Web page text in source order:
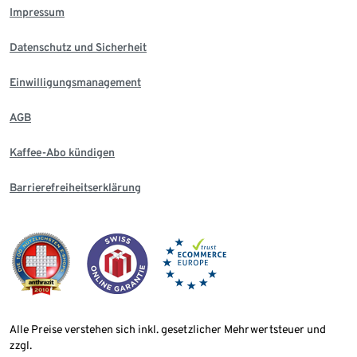
Impressum
Datenschutz und Sicherheit
Einwilligungsmanagement
AGB
Kaffee-Abo kündigen
Barrierefreiheitserklärung
Alle Preise verstehen sich inkl. gesetzlicher Mehrwertsteuer und
zzgl.